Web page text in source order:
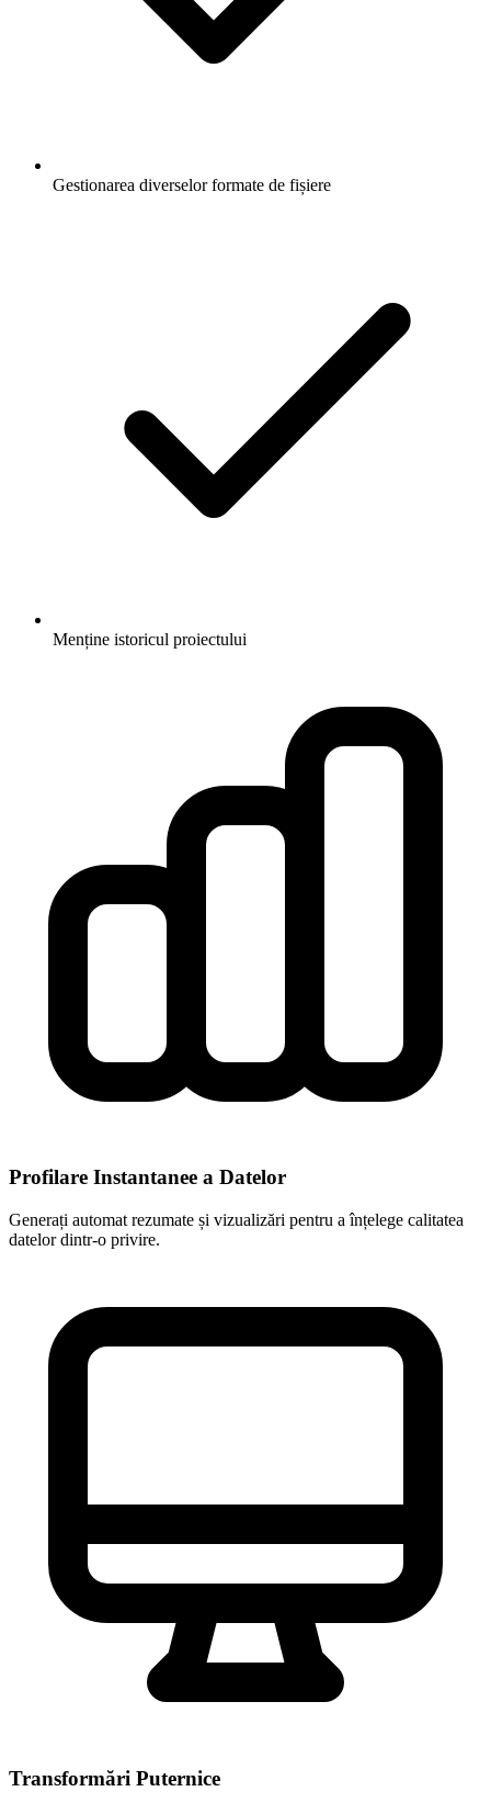
Gestionarea diverselor formate de fișiere
Menține istoricul proiectului
Profilare Instantanee a Datelor
Generați automat rezumate și vizualizări pentru a înțelege calitatea
datelor dintr-o privire.
Transformări Puternice